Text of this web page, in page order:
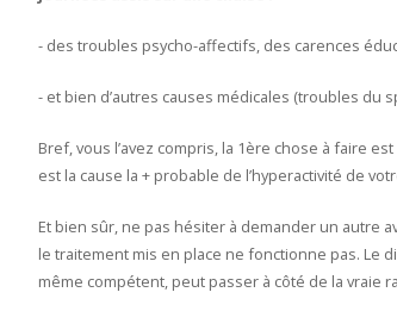
- des troubles psycho-affectifs, des carences
- et bien d’autres causes médicales (troubles du
Bref, vous l’avez compris, la 1ère chose à faire
est la cause la + probable de l’hyperactivité de
Et bien sûr, ne pas hésiter à demander un autre
le traitement mis en place ne fonctionne pas. Le
même compétent, peut passer à côté de la vraie